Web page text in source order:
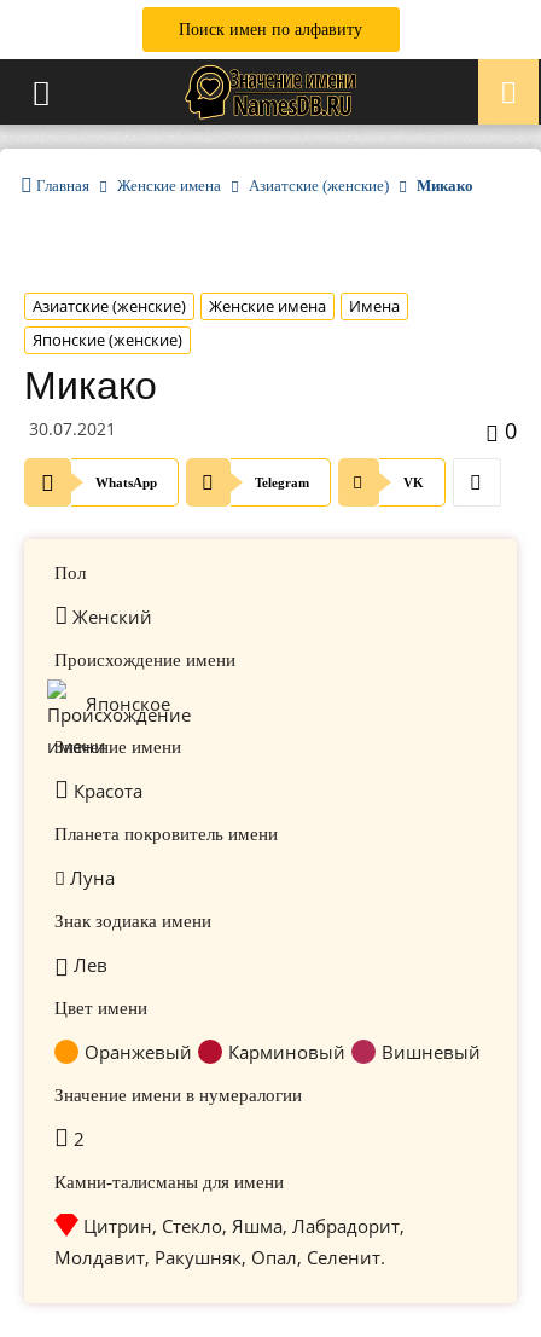
Поиск имен по алфавиту
Главная Женские имена Азиатские (женские) Микако
Азиатские (женские) Женские имена
Имена
Японские (женские)
Микако
30.07.2021 0
WhatsApp Telegram VK
Пол
Женский
Происхождение имени
Японское
Значение имени
Красота
Планета покровитель имени
Луна
Знак зодиака имени
Лев
Цвет имени
Оранжевый Карминовый Вишневый
Значение имени в нумералогии
2
Камни-талисманы для имени
Цитрин, Стекло, Яшма, Лабрадорит,
Молдавит, Ракушняк, Опал, Селенит.